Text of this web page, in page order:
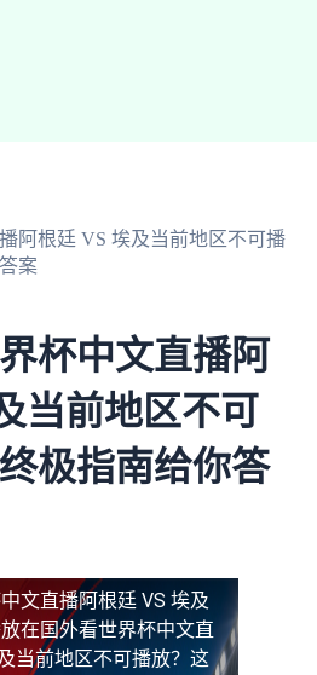
阿根廷 VS 埃及当前地区不可播
案
杯中文直播阿
当前地区不可
极指南给你答
文直播阿根廷 VS 埃及
在国外看世界杯中文直
当前地区不可播放？这